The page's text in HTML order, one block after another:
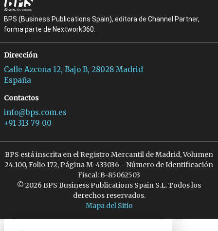
BPS (Business Publications Spain), editora de Channel Partner,
forma parte de Nextwork360.
Dirección
Calle Azcona 12, Bajo B, 28028 Madrid
España
Contactos
info@bps.com.es
+91 313 79 00
BPS está inscrita en el Registro Mercantil de Madrid, Volumen
24.100, Folio 172, Página M-433036 - Número de Identificación
Fiscal: B-85062503
© 2026 BPS Business Publications Spain S.L. Todos los
derechos reservados.
Mapa del Sitio